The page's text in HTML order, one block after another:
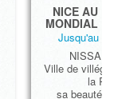
NICE AU
MONDIAL
Jusqu'au
NISSA
Ville de
la
sa beauté,